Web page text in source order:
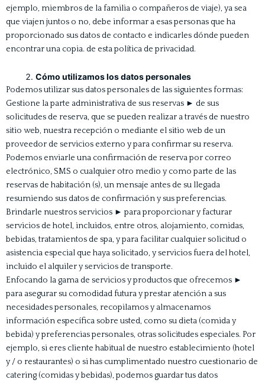
ejemplo, miembros de la familia o compañeros de viaje), ya sea
que viajen juntos o no, debe informar a esas personas que ha
proporcionado sus datos de contacto e indicarles dónde pueden
encontrar una copia. de esta política de privacidad.
Cómo utilizamos los datos personales
Podemos utilizar sus datos personales de las siguientes formas:
Gestione la parte administrativa de sus reservas ► de sus
solicitudes de reserva, que se pueden realizar a través de nuestro
sitio web, nuestra recepción o mediante el sitio web de un
proveedor de servicios externo y para confirmar su reserva.
Podemos enviarle una confirmación de reserva por correo
electrónico, SMS o cualquier otro medio y como parte de las
reservas de habitación (s), un mensaje antes de su llegada
resumiendo sus datos de confirmación y sus preferencias.
Brindarle nuestros servicios ► para proporcionar y facturar
servicios de hotel, incluidos, entre otros, alojamiento, comidas,
bebidas, tratamientos de spa, y para facilitar cualquier solicitud o
asistencia especial que haya solicitado, y servicios fuera del hotel,
incluido el alquiler y servicios de transporte.
Enfocando la gama de servicios y productos que ofrecemos ►
para asegurar su comodidad futura y prestar atención a sus
necesidades personales, recopilamos y almacenamos
información específica sobre usted, como su dieta (comida y
bebida) y preferencias personales, otras solicitudes especiales. Por
ejemplo, si eres cliente habitual de nuestro establecimiento (hotel
y / o restaurantes) o si has cumplimentado nuestro cuestionario de
catering (comidas y bebidas), podemos guardar tus datos